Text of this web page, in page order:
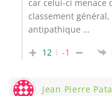
car celui-ci menace
classement
antipathique …
12
-1
Jean Pierre